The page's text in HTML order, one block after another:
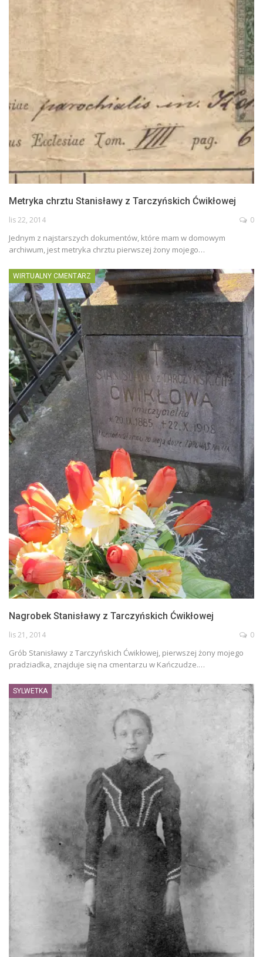
Metryka chrztu Stanisławy z Tarczyńskich Ćwikłowej
lis 22, 2014 0
Jednym z najstarszych dokumentów, które mam w domowym
archiwum, jest metryka chrztu pierwszej żony mojego…
WIRTUALNY CMENTARZ
Nagrobek Stanisławy z Tarczyńskich Ćwikłowej
lis 21, 2014 0
Grób Stanisławy z Tarczyńskich Ćwikłowej, pierwszej żony mojego
pradziadka, znajduje się na cmentarzu w Kańczudze.…
SYLWETKA